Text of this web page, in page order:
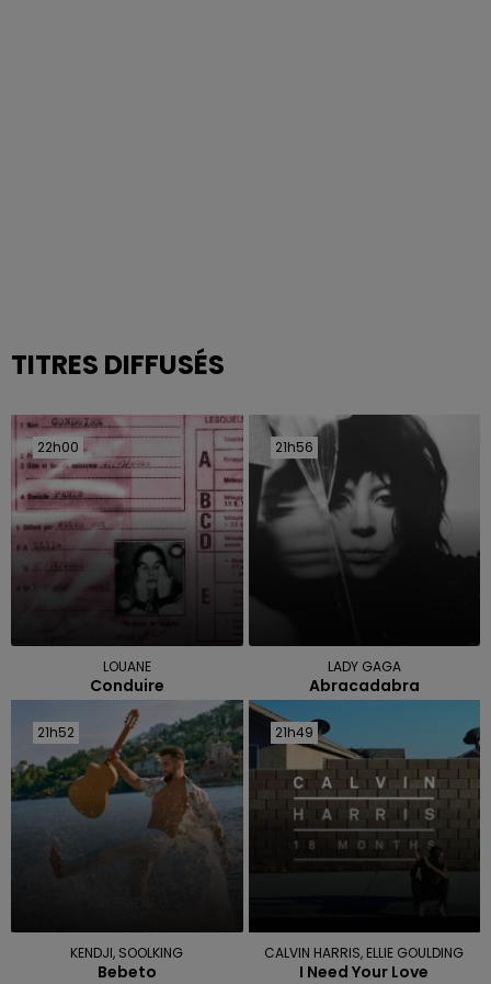
TITRES DIFFUSÉS
22h00
22h00
LOUANE
Conduire
21h56
21h56
LADY GAGA
Abracadabra
21h52
21h52
KENDJI, SOOLKING
Bebeto
21h49
21h49
CALVIN HARRIS, ELLIE GOULDING
I Need Your Love